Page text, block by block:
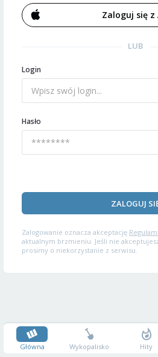
Zaloguj się z
LUB
Login
Hasło
ZALOGUJ
Zalogowanie oznacza akceptację
aktualnym brzmieniu. Jeśli nie
prosimy o niekorzystanie z serwisu.
Główna Wykopalisko Hity